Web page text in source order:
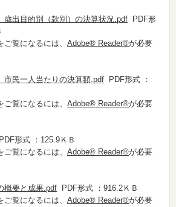
出目的別（款別）の決算状況.pdf PDF形
ご覧になるには、 Adobe® Reader®が必要
民一人当たりの決算額.pdf PDF形式 ：
ご覧になるには、 Adobe® Reader®が必要
形式 ：125.9ＫＢ
ご覧になるには、 Adobe® Reader®が必要
要と成果.pdf PDF形式 ：916.2ＫＢ
ご覧になるには、 Adobe® Reader®が必要